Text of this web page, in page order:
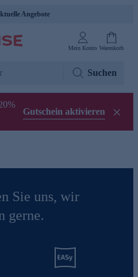
Angebote
Mein Konto Warenkorb
Suchen
Gutschein aktivieren
Sie uns, wir
gerne.